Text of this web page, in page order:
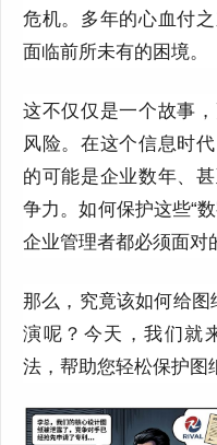
危机。多年的心血付
面临前所未有的困境。
这不仅仅是一个故事
风险。在这个信息时
的可能是企业数年、
争力。如何保护这些“
企业管理者都必须面对
那么，究竟该如何给图
演呢？今天，我们就
法，帮助您轻松保护图